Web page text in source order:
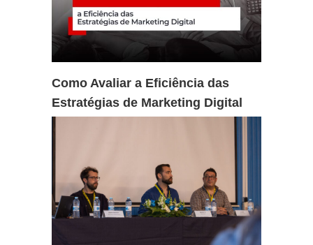
Como Avaliar a Eficiência das
Estratégias de Marketing Digital